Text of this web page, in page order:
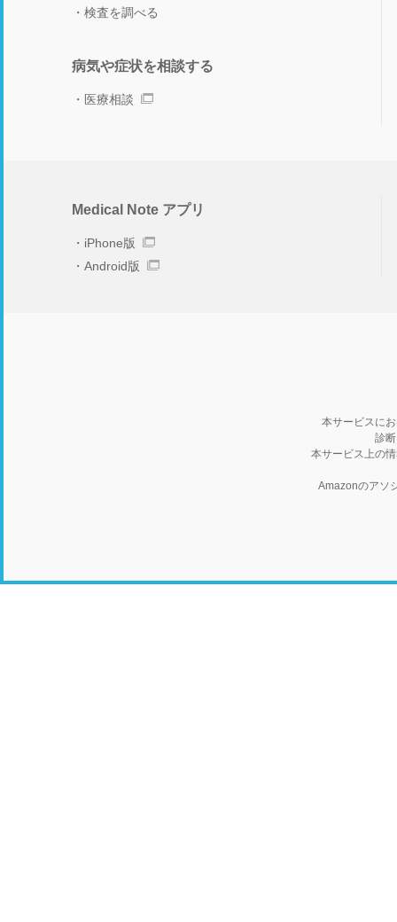
検査を調べる
病気や症状を相談する
医療相談
Medical Note アプリ
iPhone版
Android版
本サービスに
診
本サービス上の
Amazonのアソ